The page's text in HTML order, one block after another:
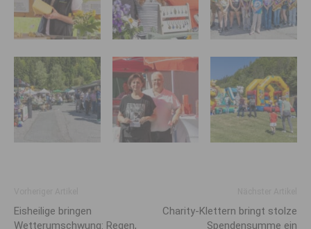
Eisheilige bringen
Wetterumschwung: Regen,
Charity-Klettern bringt stolze
Spendensumme ein